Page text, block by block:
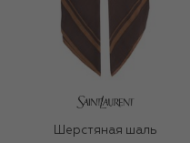
Шерстяная шаль